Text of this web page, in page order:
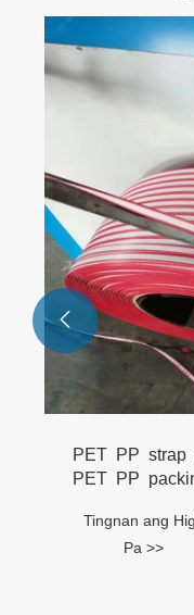
PET PP strap
PET PP
Tingnan ang
Pa >>
